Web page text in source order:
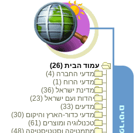
עמוד הבית (26)
מדעי החברה (4)
מדעי הרוח (1)
מדינת ישראל (36)
יהדות ועם ישראל (23)
מדעים (33)
מדעי כדור-הארץ והיקום (30)
טכנולוגיה ומוצרים (61)
מתמטיקה וסטטיסטיקה (48)